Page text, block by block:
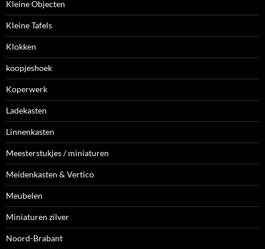
Kleine Objecten
Kleine Tafels
Klokken
koopjeshoek
Koperwerk
Ladekasten
Linnenkasten
Meesterstukjes / miniaturen
Meidenkasten & Vertico
Meubelen
Miniaturen zilver
Noord-Brabant